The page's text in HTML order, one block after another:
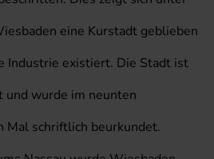
eine Kurstadt geblieben
Industrie existiert. Die Stadt ist
und wurde im neunten
Mal schriftlich beurkundet.